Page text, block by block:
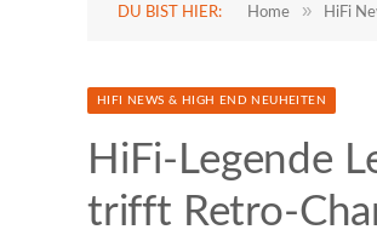
DU BIST HIER: Home » HiFi
HIFI NEWS & HIGH END NEUHEITEN
HiFi-Legende
trifft Retro-